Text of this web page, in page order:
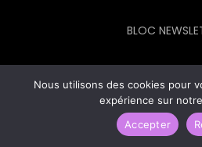
BLOC
Europe Info Hebdo © 2023 -
Themes
Nous utilisons des cookies pour
expérience sur
Accepter